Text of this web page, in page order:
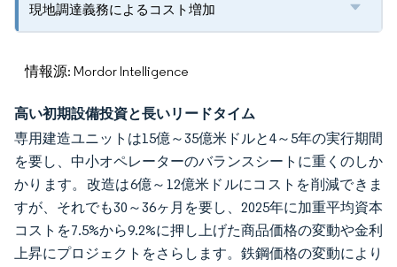
現地調達義務によるコスト増加
情報源: Mordor Intelligence
高い初期設備投資と長いリードタイム
専用建造ユニットは15億～35億米ドルと4～5年の実行期間
を要し、中小オペレーターのバランスシートに重くのしか
かります。改造は6億～12億米ドルにコストを削減できま
すが、それでも30～36ヶ月を要し、2025年に加重平均資本
コストを7.5%から9.2%に押し上げた商品価格の変動や金利
上昇にプロジェクトをさらします。鉄鋼価格の変動により